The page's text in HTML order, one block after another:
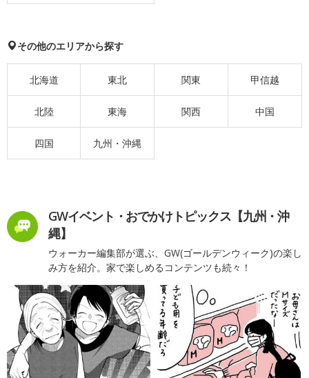
その他のエリアから探す
北海道 東北 関東 甲信越
北陸 東海 関西 中国
四国 九州・沖縄
GWイベント・おでかけトピックス【九州・沖
縄】
ウォーカー編集部が選ぶ、GW(ゴールデンウィーク)の楽し
み方を紹介。家で楽しめるコンテンツも続々！